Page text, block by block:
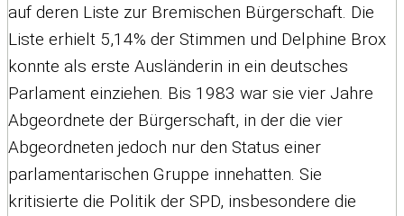
auf deren Liste zur Bremischen Bürgerschaft. Die
Liste erhielt 5,14% der Stimmen und Delphine Brox
konnte als erste Ausländerin in ein deutsches
Parlament einziehen. Bis 1983 war sie vier Jahre
Abgeordnete der Bürgerschaft, in der die vier
Abgeordneten jedoch nur den Status einer
parlamentarischen Gruppe innehatten. Sie
kritisierte die Politik der SPD, insbesondere die